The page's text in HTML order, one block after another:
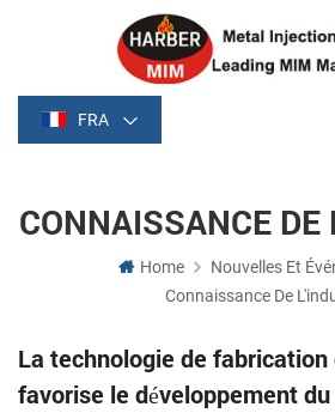
FRA
CONNAISSANCE DE
Home
Nouvelles Et
Connaissance De
La technologie de fabrication
favorise le développement du